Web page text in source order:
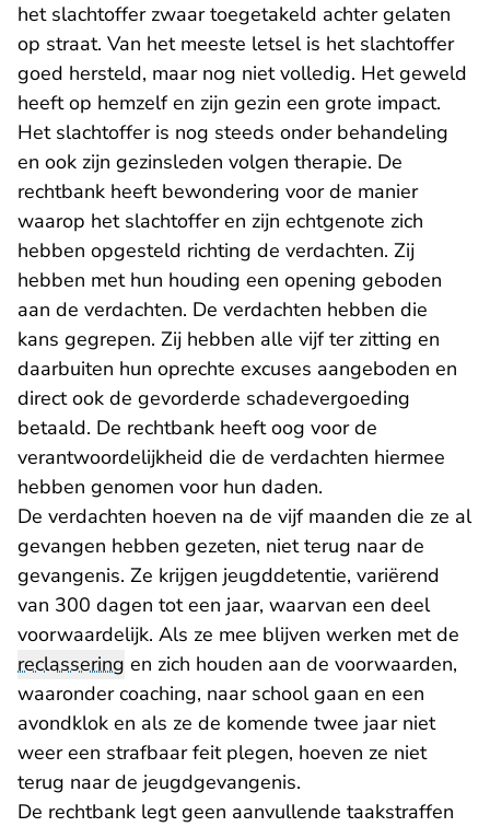
het slachtoffer zwaar toegetakeld achter gelaten
op straat. Van het meeste letsel is het slachtoffer
goed hersteld, maar nog niet volledig. Het geweld
heeft op hemzelf en zijn gezin een grote impact.
Het slachtoffer is nog steeds onder behandeling
en ook zijn gezinsleden volgen therapie. De
rechtbank heeft bewondering voor de manier
waarop het slachtoffer en zijn echtgenote zich
hebben opgesteld richting de verdachten. Zij
hebben met hun houding een opening geboden
aan de verdachten. De verdachten hebben die
kans gegrepen. Zij hebben alle vijf ter zitting en
daarbuiten hun oprechte excuses aangeboden en
direct ook de gevorderde schadevergoeding
betaald. De rechtbank heeft oog voor de
verantwoordelijkheid die de verdachten hiermee
hebben genomen voor hun daden.
De verdachten hoeven na de vijf maanden die ze al
gevangen hebben gezeten, niet terug naar de
gevangenis. Ze krijgen jeugddetentie, variërend
van 300 dagen tot een jaar, waarvan een deel
voorwaardelijk. Als ze mee blijven werken met de
reclassering en zich houden aan de voorwaarden,
waaronder coaching, naar school gaan en een
avondklok en als ze de komende twee jaar niet
weer een strafbaar feit plegen, hoeven ze niet
terug naar de jeugdgevangenis.
De rechtbank legt geen aanvullende taakstraffen